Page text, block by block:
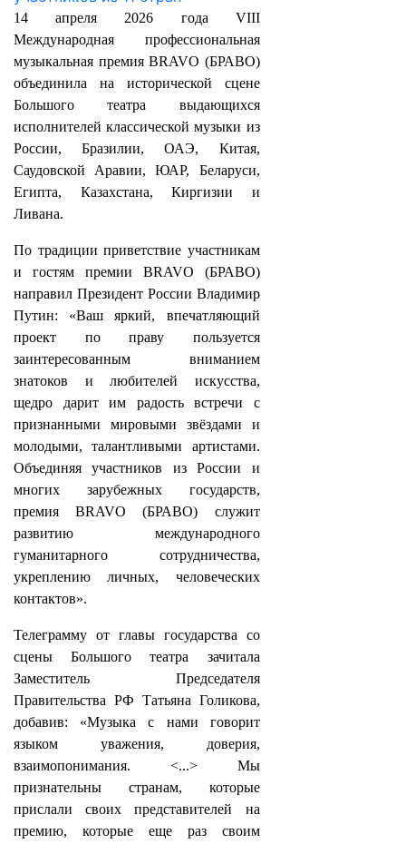
14 апреля 2026 года VIII
Международная профессиональная
музыкальная премия BRAVO (БРАВО)
объединила на исторической сцене
Большого театра выдающихся
исполнителей классической музыки из
России, Бразилии, ОАЭ, Китая,
Саудовской Аравии, ЮАР, Беларуси,
Египта, Казахстана, Киргизии и
Ливана.
По традиции приветствие участникам
и гостям премии BRAVO (БРАВО)
направил Президент России Владимир
Путин: «Ваш яркий, впечатляющий
проект по праву пользуется
заинтересованным вниманием
знатоков и любителей искусства,
щедро дарит им радость встречи с
признанными мировыми звёздами и
молодыми, талантливыми артистами.
Объединяя участников из России и
многих зарубежных государств,
премия BRAVO (БРАВО) служит
развитию международного
гуманитарного сотрудничества,
укреплению личных, человеческих
контактов».
Телеграмму от главы государства со
сцены Большого театра зачитала
Заместитель Председателя
Правительства РФ Татьяна Голикова,
добавив: «Музыка с нами говорит
языком уважения, доверия,
взаимопонимания. <...> Мы
признательны странам, которые
прислали своих представителей на
премию, которые еще раз своим